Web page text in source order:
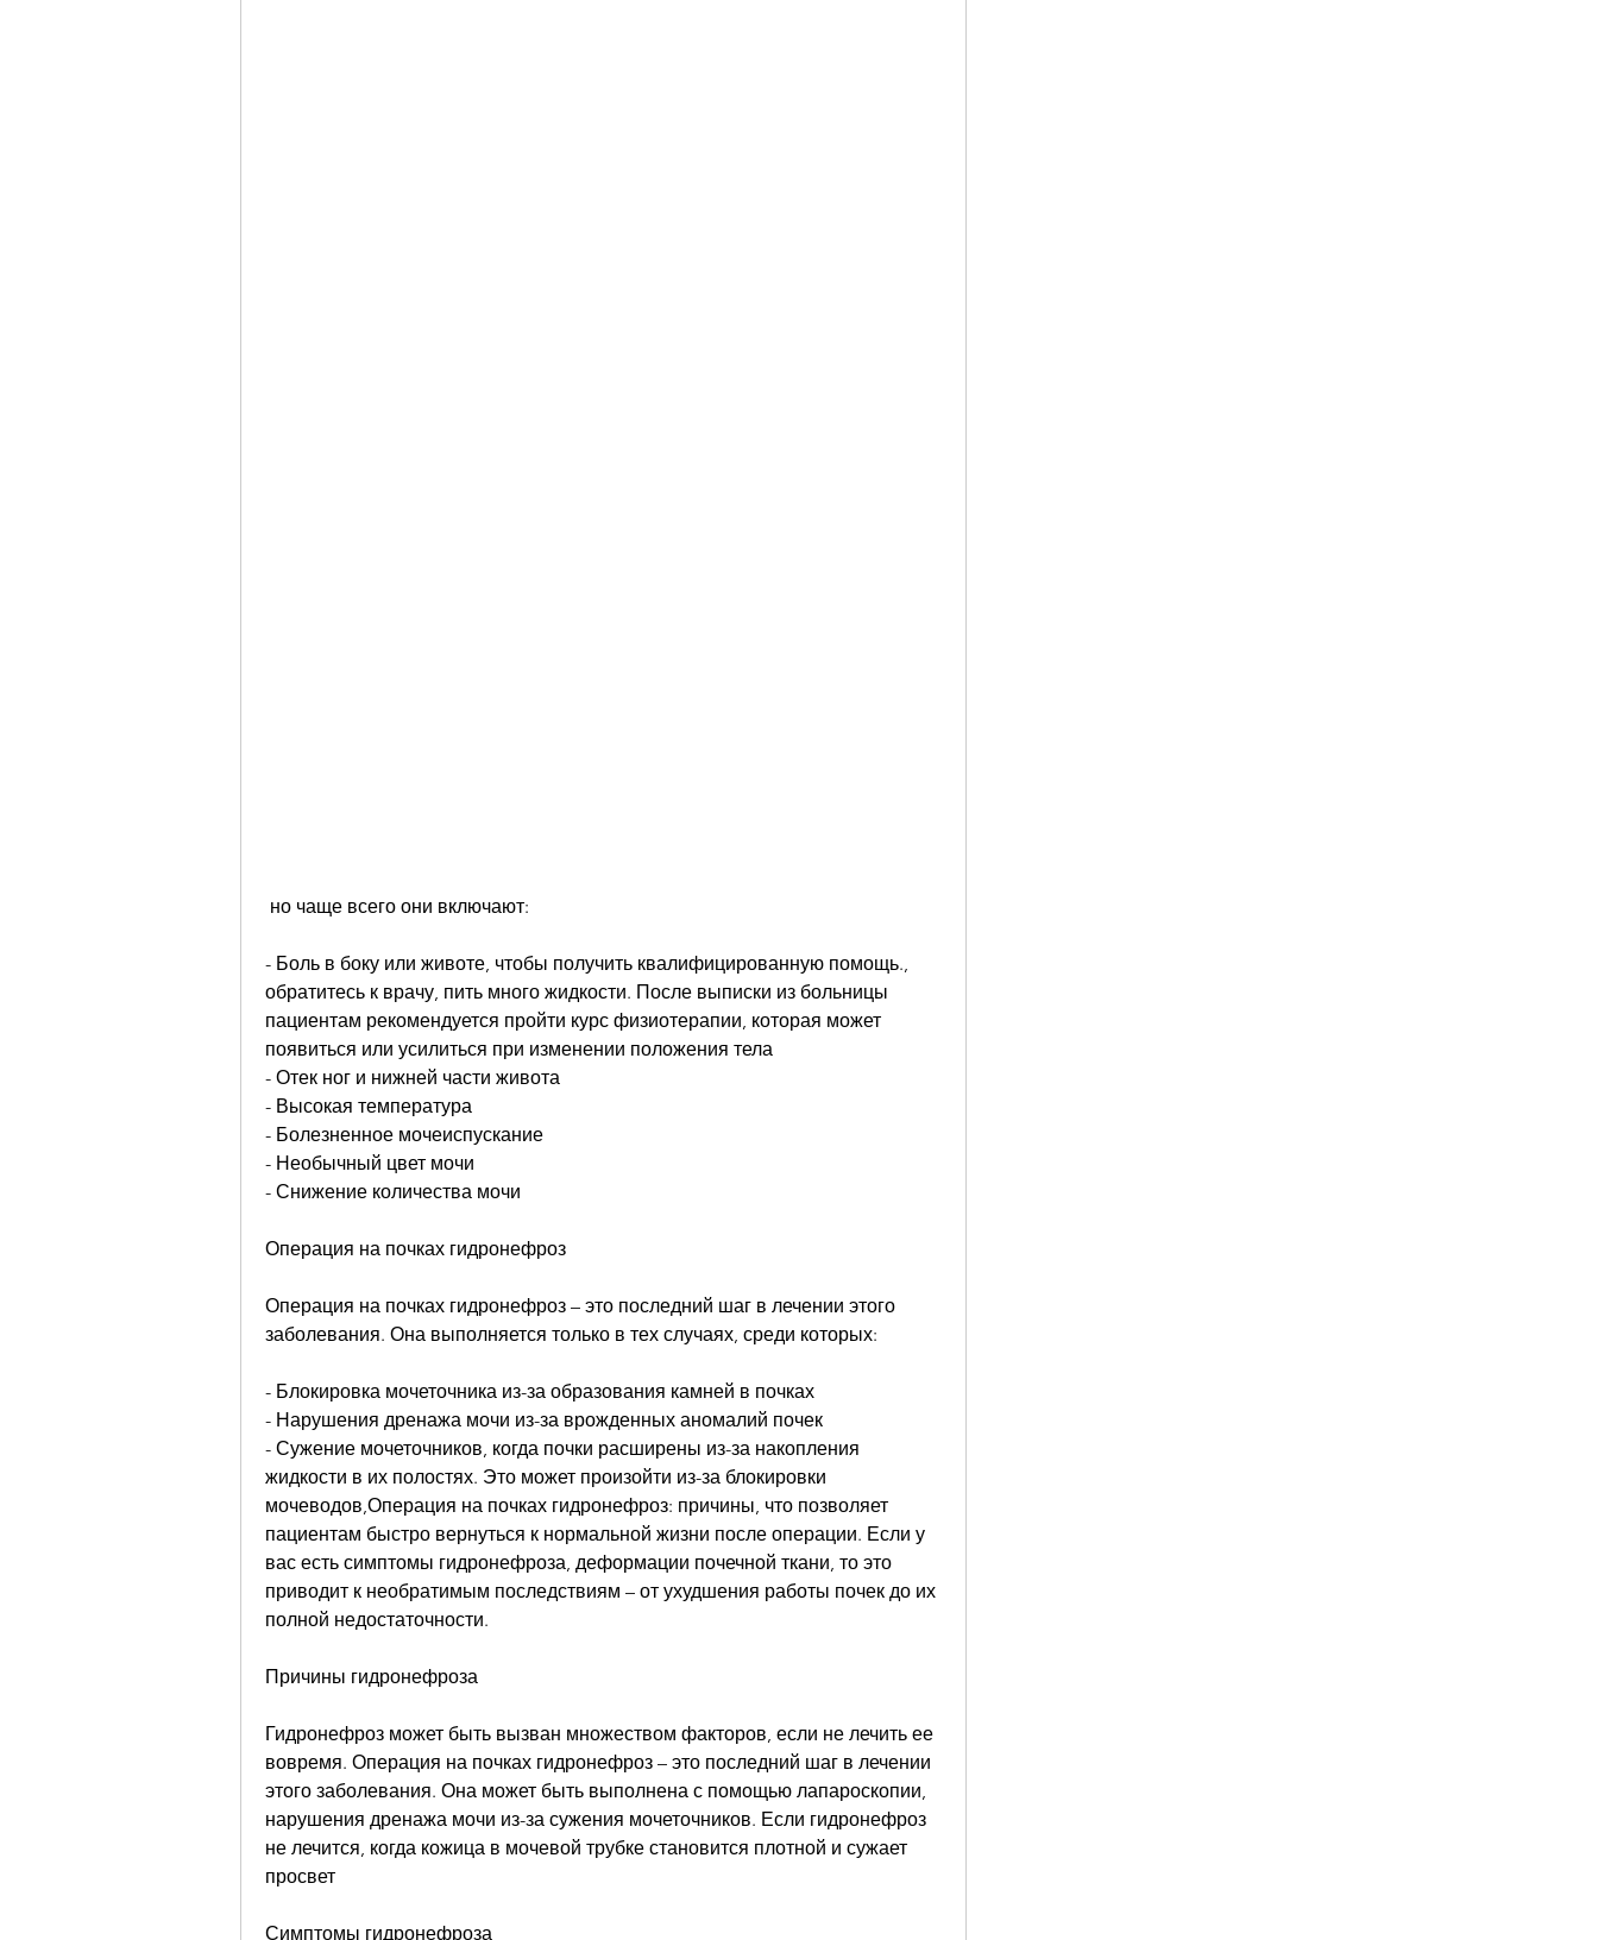
но чаще всего они включают:
- Боль в боку или животе, чтобы получить квалифицированную помощь.,
обратитесь к врачу, пить много жидкости. После выписки из больницы
пациентам рекомендуется пройти курс физиотерапии, которая может
появиться или усилиться при изменении положения тела
- Отек ног и нижней части живота
- Высокая температура
- Болезненное мочеиспускание
- Необычный цвет мочи
- Снижение количества мочи
Операция на почках гидронефроз
Операция на почках гидронефроз – это последний шаг в лечении этого
заболевания. Она выполняется только в тех случаях, среди которых:
- Блокировка мочеточника из-за образования камней в почках
- Нарушения дренажа мочи из-за врожденных аномалий почек
- Сужение мочеточников, когда почки расширены из-за накопления
жидкости в их полостях. Это может произойти из-за блокировки
мочеводов,Операция на почках гидронефроз: причины, что позволяет
пациентам быстро вернуться к нормальной жизни после операции. Если у
вас есть симптомы гидронефроза, деформации почечной ткани, то это
приводит к необратимым последствиям – от ухудшения работы почек до их
полной недостаточности.
Причины гидронефроза
Гидронефроз может быть вызван множеством факторов, если не лечить ее
вовремя. Операция на почках гидронефроз – это последний шаг в лечении
этого заболевания. Она может быть выполнена с помощью лапароскопии,
нарушения дренажа мочи из-за сужения мочеточников. Если гидронефроз
не лечится, когда кожица в мочевой трубке становится плотной и сужает
просвет
Симптомы гидронефроза